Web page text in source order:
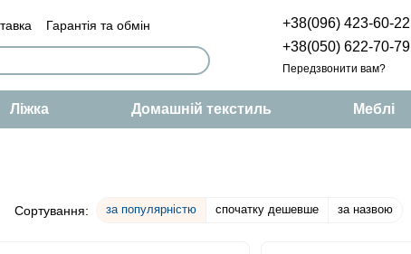
Гарантія та обмін
+38(096) 423-60-22
+38(050) 622-70-79
Передзвонити вам?
Ліжка Домашній текстиль Меблі
Сортування: за популярністю спочатку дешевше за назвою